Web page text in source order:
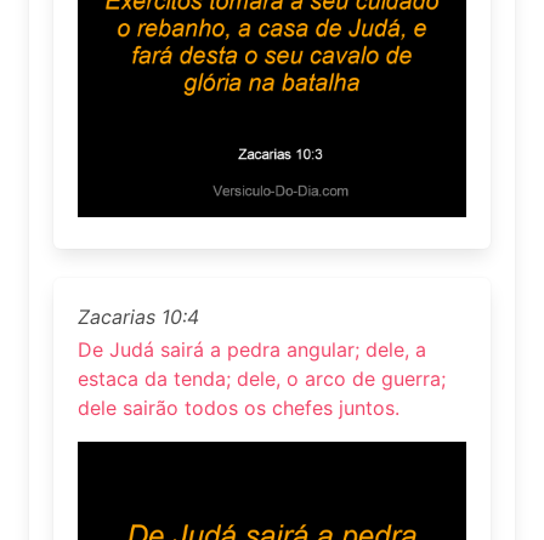
Zacarias 10:4
De Judá sairá a pedra angular; dele, a
estaca da tenda; dele, o arco de guerra;
dele sairão todos os chefes juntos.